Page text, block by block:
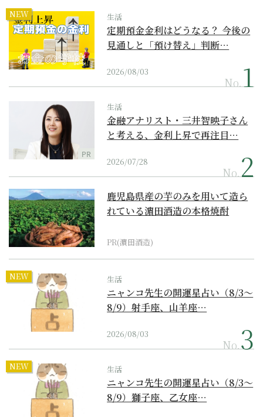
NEW 生活
定期預金金利はどうなる？ 今後の
見通しと「預け替え」判断…
2026/08/03
No.
PR
生活
金融アナリスト・三井智映子さん
と考える、金利上昇で再注目…
2026/07/28
No.
鹿児島県産の芋のみを用いて造ら
れている濵田酒造の本格焼酎
PR(濵田酒造)
NEW 生活
ニャンコ先生の開運星占い（8/3～
8/9）射手座、山羊座…
2026/08/03
No.
NEW 生活
ニャンコ先生の開運星占い（8/3～
8/9）獅子座、乙女座…